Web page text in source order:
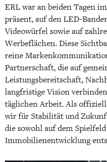
ERL war an beiden Tagen
präsent, auf den LED-
Videowürfel sowie auf
Werbeflächen. Diese
reine
Partnerschaft, die auf
Leistungsbereitschaft,
langfristige Vision
täglichen Arbeit. Als
wir für Stabilität und
die sowohl auf dem
Immobilienentwicklung